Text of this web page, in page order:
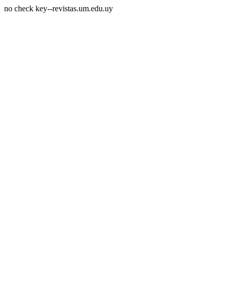
no check key--revistas.um.edu.uy